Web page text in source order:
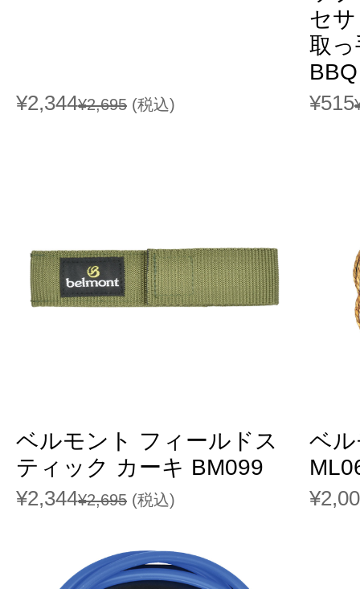
¥2,344¥2,695 (税込)
セ
取
¥515
ベルモント フィールドス
ティック カーキ BM099
¥2,344¥2,695 (税込)
ベ